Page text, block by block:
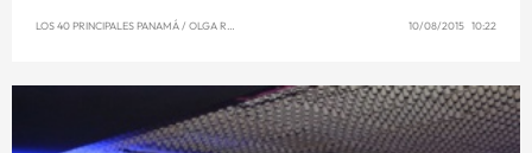
LOS 40 PRINCIPALES PANAMÁ/ OLGA REYNA 10/08/2015 10:22